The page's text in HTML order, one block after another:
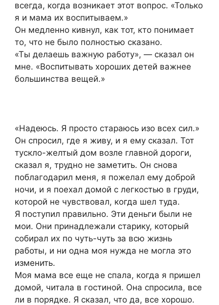
всегда, когда возникает этот вопрос. «Только
я и мама их воспитываем.»
Он медленно кивнул, как тот, кто понимает
то, что не было полностью сказано.
«Ты делаешь важную работу», — сказал он
мне. «Воспитывать хороших детей важнее
большинства вещей.»
«Надеюсь. Я просто стараюсь изо всех сил.»
Он спросил, где я живу, и я ему сказал. Тот
тускло-желтый дом возле главной дороги,
сказал я, трудно не заметить. Он снова
поблагодарил меня, я пожелал ему доброй
ночи, и я поехал домой с легкостью в груди,
которой не чувствовал, когда шел туда.
Я поступил правильно. Эти деньги были не
мои. Они принадлежали старику, который
собирал их по чуть-чуть за всю жизнь
работы, и ни одна моя нужда не могла это
изменить.
Моя мама все еще не спала, когда я пришел
домой, читала в гостиной. Она спросила, все
ли в порядке. Я сказал, что да, все хорошо.